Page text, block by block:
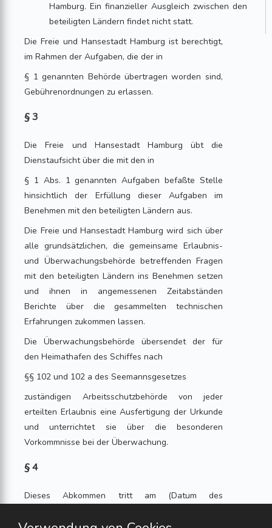
Hamburg. Ein finanzieller Ausgleich zwischen den
beteiligten Ländern findet nicht statt.
Die Freie und Hansestadt Hamburg ist berechtigt,
im Rahmen der Aufgaben, die der in
§ 1 genannten Behörde übertragen worden sind,
Gebührenordnungen zu erlassen.
§ 3
Die Freie und Hansestadt Hamburg übt die
Dienstaufsicht über die mit den in
§ 1 Abs. 1 genannten Aufgaben befaßte Stelle
hinsichtlich der Erfüllung dieser Aufgaben im
Benehmen mit den beteiligten Ländern aus.
Die Freie und Hansestadt Hamburg wird sich über
alle grundsätzlichen, die gemeinsame Erlaubnis-
und Überwachungsbehörde betreffenden Fragen
mit den beteiligten Ländern ins Benehmen setzen
und ihnen in angemessenen Zeitabständen
Berichte über die gesammelten technischen
Erfahrungen zukommen lassen.
Die Überwachungsbehörde übersendet der für
den Heimathafen des Schiffes nach
§§ 102 und 102 a des Seemannsgesetzes
zuständigen Arbeitsschutzbehörde von jeder
erteilten Erlaubnis eine Ausfertigung der Urkunde
und unterrichtet sie über die besonderen
Vorkommnisse bei der Überwachung.
§ 4
Dieses Abkommen tritt am (Datum des